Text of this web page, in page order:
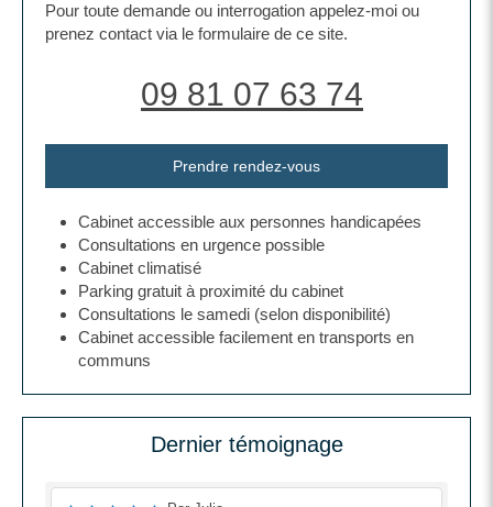
Pour toute demande ou interrogation appelez-moi ou
prenez contact via le formulaire de ce site.
09 81 07 63 74
Prendre rendez-vous
Cabinet accessible aux personnes handicapées
Consultations en urgence possible
Cabinet climatisé
Parking gratuit à proximité du cabinet
Consultations le samedi (selon disponibilité)
Cabinet accessible facilement en transports en
communs
Dernier témoignage